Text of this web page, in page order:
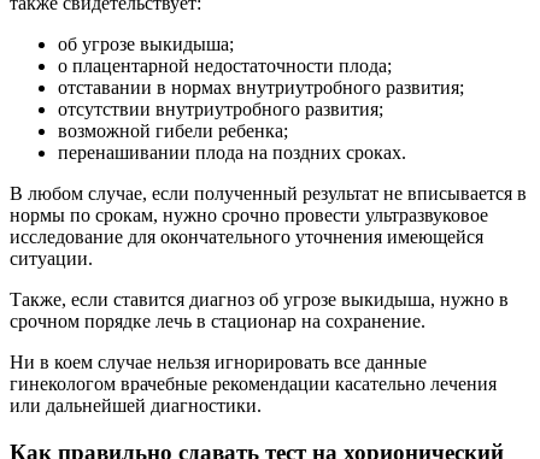
об угрозе выкидыша;
о плацентарной недостаточности плода;
отставании в нормах внутриутробного развития;
отсутствии внутриутробного развития;
возможной гибели ребенка;
перенашивании плода на поздних сроках.
В любом случае, если полученный результат не вписывается в
нормы по срокам, нужно срочно провести ультразвуковое
исследование для окончательного уточнения имеющейся
ситуации.
Также, если ставится диагноз об угрозе выкидыша, нужно в
срочном порядке лечь в стационар на сохранение.
Ни в коем случае нельзя игнорировать все данные
гинекологом врачебные рекомендации касательно лечения
или дальнейшей диагностики.
Как правильно сдавать тест на хорионический